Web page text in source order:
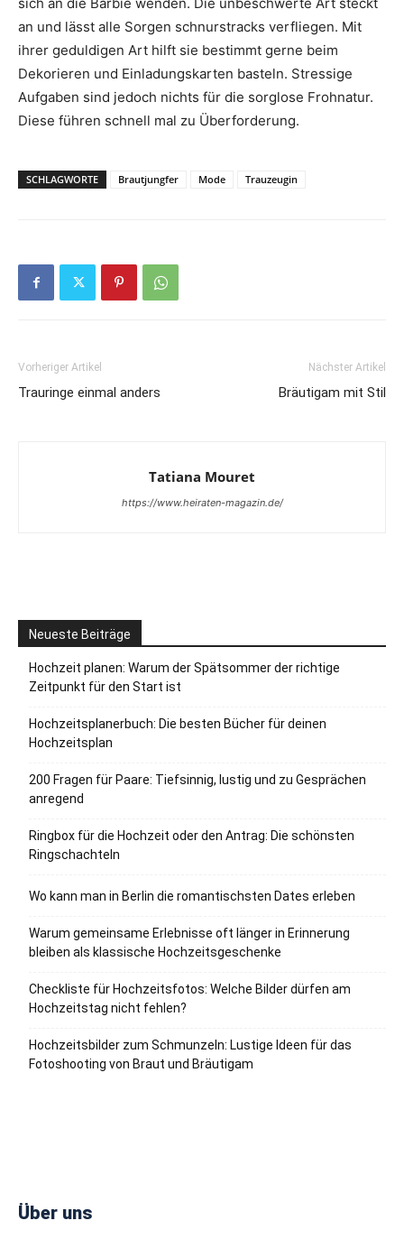
an und lässt alle Sorgen schnurstracks verfliegen. Mit
ihrer geduldigen Art hilft sie bestimmt gerne beim
Dekorieren und Einladungskarten basteln. Stressige
Aufgaben sind jedoch nichts für die sorglose Frohnatur.
Diese führen schnell mal zu Überforderung.
SCHLAGWORTE Brautjungfer Mode Trauzeugin
Vorheriger Artikel
Trauringe einmal anders
Nächster Artikel
Bräutigam mit Stil
Tatiana Mouret
https://www.heiraten-magazin.de/
Neueste Beiträge
Hochzeit planen: Warum der Spätsommer der richtige
Zeitpunkt für den Start ist
Hochzeitsplanerbuch: Die besten Bücher für deinen
Hochzeitsplan
200 Fragen für Paare: Tiefsinnig, lustig und zu Gesprächen
anregend
Ringbox für die Hochzeit oder den Antrag: Die schönsten
Ringschachteln
Wo kann man in Berlin die romantischsten Dates erleben
Warum gemeinsame Erlebnisse oft länger in Erinnerung
bleiben als klassische Hochzeitsgeschenke
Checkliste für Hochzeitsfotos: Welche Bilder dürfen am
Hochzeitstag nicht fehlen?
Hochzeitsbilder zum Schmunzeln: Lustige Ideen für das
Fotoshooting von Braut und Bräutigam
Über uns